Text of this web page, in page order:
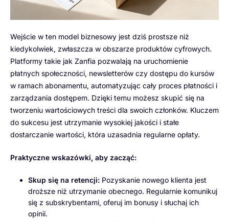
Wejście w ten model biznesowy jest dziś prostsze niż
kiedykolwiek, zwłaszcza w obszarze produktów cyfrowych.
Platformy takie jak Zanfia pozwalają na uruchomienie
płatnych społeczności, newsletterów czy dostępu do kursów
w ramach abonamentu, automatyzując cały proces płatności i
zarządzania dostępem. Dzięki temu możesz skupić się na
tworzeniu wartościowych treści dla swoich członków. Kluczem
do sukcesu jest utrzymanie wysokiej jakości i stałe
dostarczanie wartości, która uzasadnia regularne opłaty.
Praktyczne wskazówki, aby zacząć:
Skup się na retencji: Pozyskanie nowego klienta jest
droższe niż utrzymanie obecnego. Regularnie komunikuj
się z subskrybentami, oferuj im bonusy i słuchaj ich
opinii.